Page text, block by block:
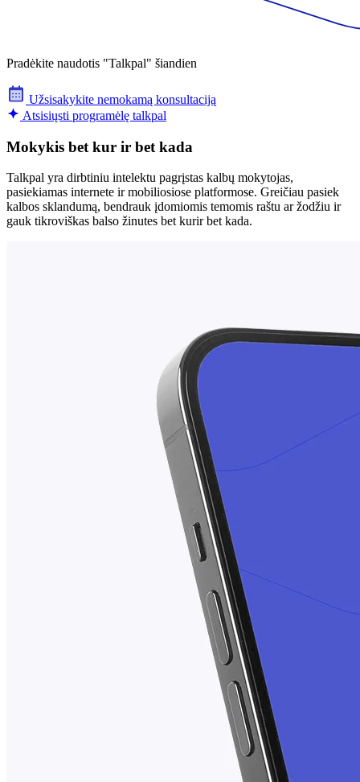
Pradėkite naudotis "Talkpal" šiandien
Užsisakykite nemokamą konsultaciją
Atsisiųsti programėlę talkpal
Mokykis bet kur ir bet kada
Talkpal yra dirbtiniu intelektu pagrįstas kalbų mokytojas,
pasiekiamas internete ir mobiliosiose platformose. Greičiau pasiek
kalbos sklandumą, bendrauk įdomiomis temomis raštu ar žodžiu ir
gauk tikroviškas balso žinutes bet kurir bet kada.